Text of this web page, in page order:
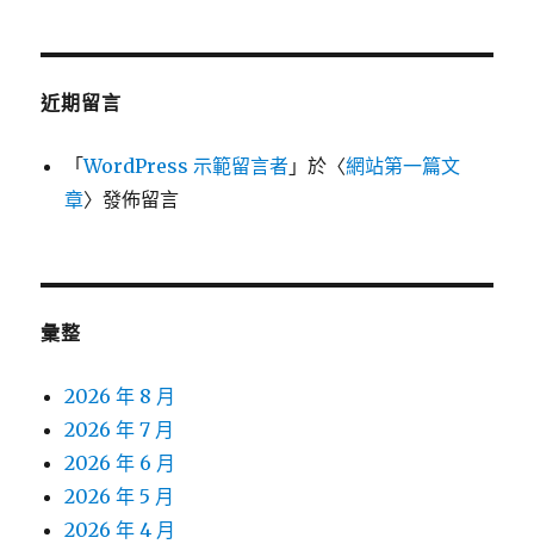
近期留言
「WordPress 示範留言者 」於〈網站第一篇文
章〉發佈留言
彙整
2026 年 8 月
2026 年 7 月
2026 年 6 月
2026 年 5 月
2026 年 4 月